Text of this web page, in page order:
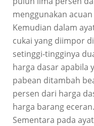
menggunakan
Kemudian dalam
cukai yang diimpor
setinggi-tingginya
harga dasar apabila
pabean ditambah
persen dari harga
harga barang eceran.
Sementara pada